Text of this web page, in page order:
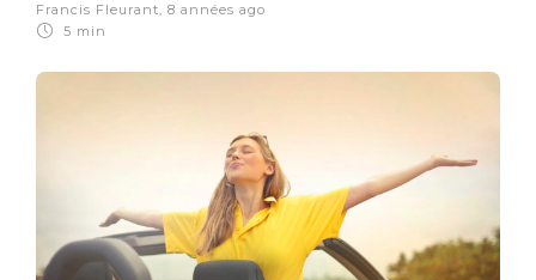
Francis Fleurant, 8 années ago
5 min